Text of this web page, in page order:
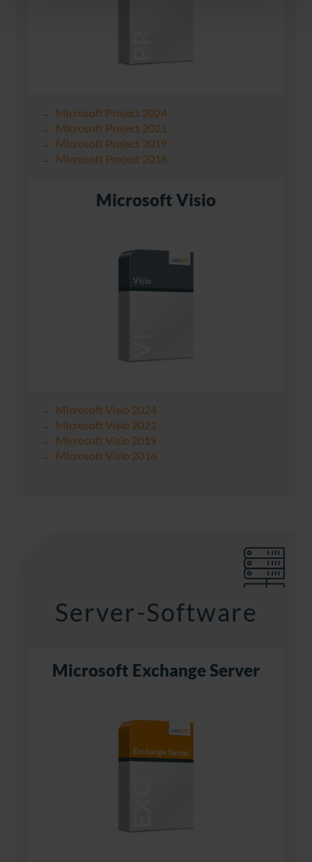
Microsoft Project 2024
Microsoft Project 2021
Microsoft Project 2019
Microsoft Project 2016
Microsoft Visio
Microsoft Visio 2024
Microsoft Visio 2021
Microsoft Visio 2019
Microsoft Visio 2016
Server-Software
Microsoft Exchange Server